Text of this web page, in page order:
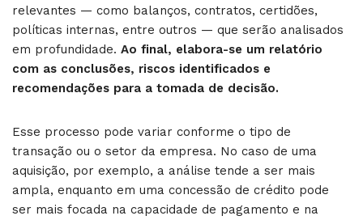
relevantes — como balanços, contratos, certidões,
políticas internas, entre outros — que serão analisados
em profundidade. Ao final, elabora-se um relatório
com as conclusões, riscos identificados e
recomendações para a tomada de decisão.
Esse processo pode variar conforme o tipo de
transação ou o setor da empresa. No caso de uma
aquisição, por exemplo, a análise tende a ser mais
ampla, enquanto em uma concessão de crédito pode
ser mais focada na capacidade de pagamento e na